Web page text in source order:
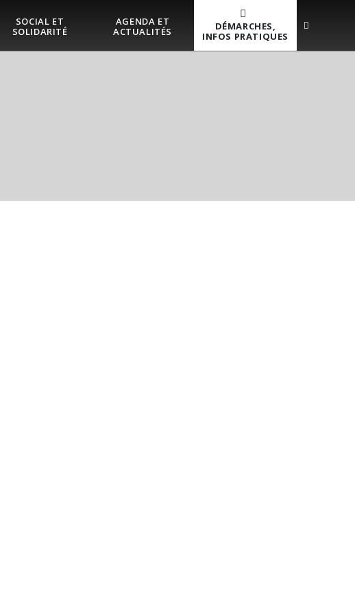
SOCIAL ET
SOLIDARITÉ
AGENDA ET
ACTUALITÉS
DÉMARCHES,
INFOS PRATIQUES